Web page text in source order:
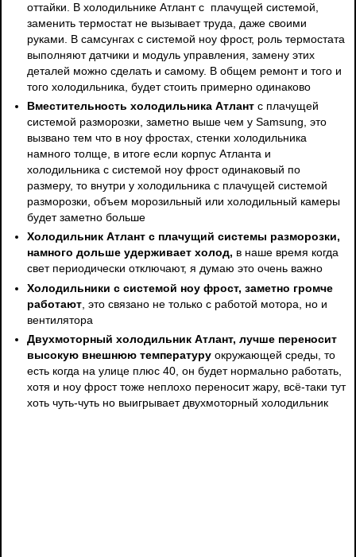
оттайки. В холодильнике Атлант с плачущей системой,
заменить термостат не вызывает труда, даже своими
руками. В самсунгах с системой ноу фрост, роль термостата
выполняют датчики и модуль управления, замену этих
деталей можно сделать и самому. В общем ремонт и того и
того холодильника, будет стоить примерно одинаково
Вместительность холодильника Атлант с плачущей
системой разморозки, заметно выше чем у Samsung, это
вызвано тем что в ноу фростах, стенки холодильника
намного толще, в итоге если корпус Атланта и
холодильника с системой ноу фрост одинаковый по
размеру, то внутри у холодильника с плачущей системой
разморозки, объем морозильный или холодильный камеры
будет заметно больше
Холодильник Атлант с плачущий системы разморозки,
намного дольше удерживает холод, в наше время когда
свет периодически отключают, я думаю это очень важно
Холодильники с системой ноу фрост, заметно громче
работают , это связано не только с работой мотора, но и
вентилятора
Двухмоторный холодильник Атлант, лучше переносит
высокую внешнюю температуру окружающей среды, то
есть когда на улице плюс 40, он будет нормально работать,
хотя и ноу фрост тоже неплохо переносит жару, всё-таки тут
хоть чуть-чуть но выигрывает двухмоторный холодильник